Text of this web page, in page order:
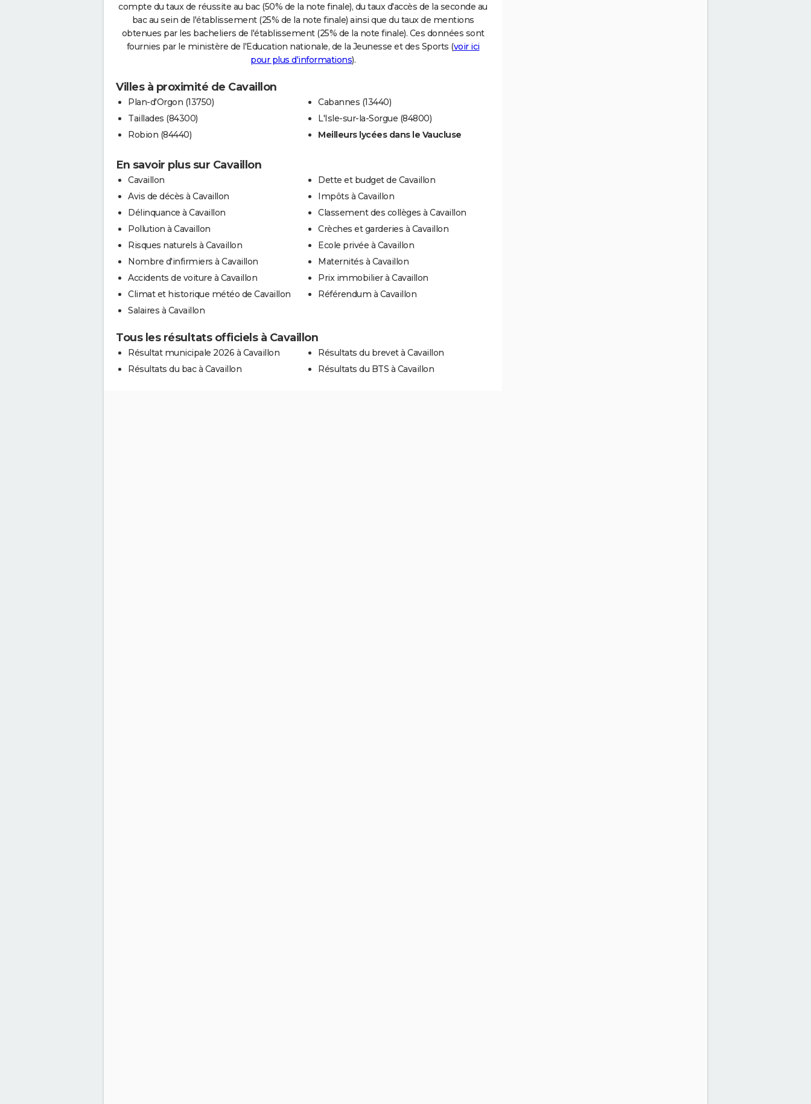
compte du taux de réussite au bac (50% de la note finale), du taux d'accès de la seconde au
bac au sein de l'établissement (25% de la note finale) ainsi que du taux de mentions
obtenues par les bacheliers de l'établissement (25% de la note finale). Ces données sont
fournies par le ministère de l'Education nationale, de la Jeunesse et des Sports (voir ici
pour plus d'informations).
Villes à proximité de Cavaillon
Plan-d'Orgon (13750)
Taillades (84300)
Robion (84440)
Cabannes (13440)
L'Isle-sur-la-Sorgue (84800)
Meilleurs lycées dans le Vaucluse
En savoir plus sur Cavaillon
Cavaillon
Avis de décès à Cavaillon
Délinquance à Cavaillon
Pollution à Cavaillon
Risques naturels à Cavaillon
Nombre d'infirmiers à Cavaillon
Accidents de voiture à Cavaillon
Climat et historique météo de Cavaillon
Salaires à Cavaillon
Dette et budget de Cavaillon
Impôts à Cavaillon
Classement des collèges à Cavaillon
Crèches et garderies à Cavaillon
Ecole privée à Cavaillon
Maternités à Cavaillon
Prix immobilier à Cavaillon
Référendum à Cavaillon
Tous les résultats officiels à Cavaillon
Résultat municipale 2026 à Cavaillon
Résultats du bac à Cavaillon
Résultats du brevet à Cavaillon
Résultats du BTS à Cavaillon